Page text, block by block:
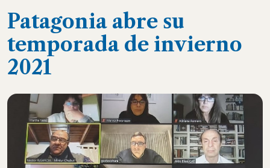
Patagonia abre su
temporada de invierno
2021